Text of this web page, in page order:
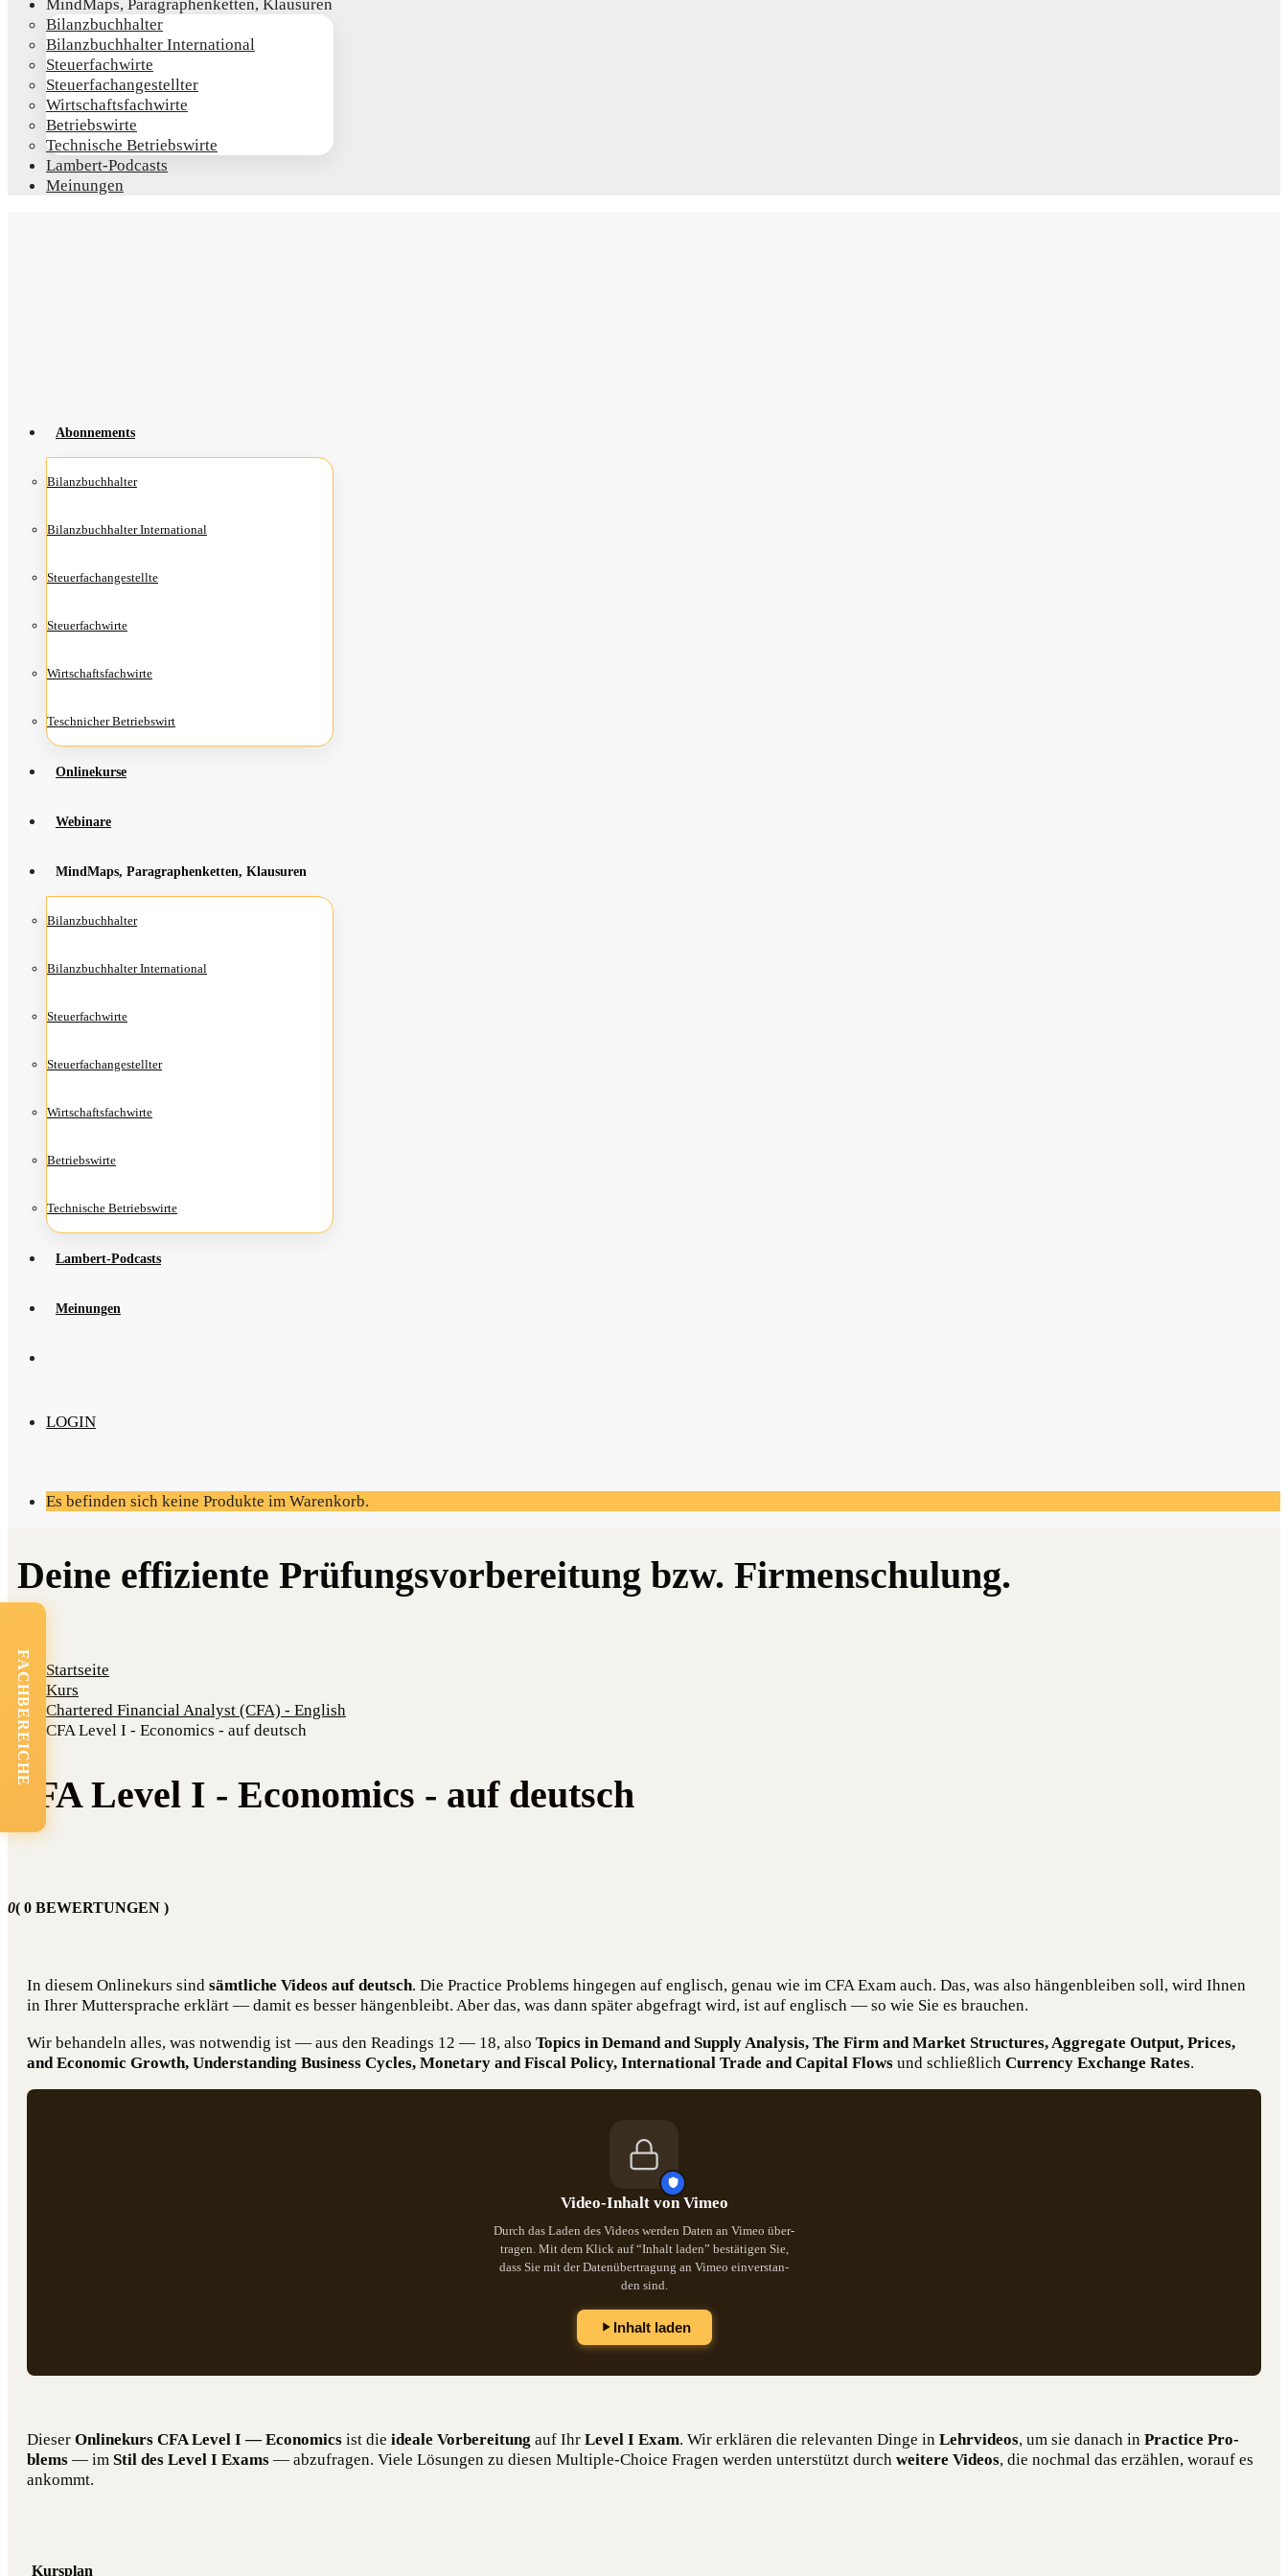
Mind­Maps, Para­gra­phen­ket­ten, Klausuren
Bilanz­buch­hal­ter
Bilanz­buch­hal­ter International
Steu­er­fach­wir­te
Steu­er­fach­an­ge­stell­ter
Wirt­schafts­fach­wir­te
Betriebs­wir­te
Tech­ni­sche Betriebswirte
Lam­­bert-Pod­­casts
Mei­nun­gen
Abon­ne­ments
Bilanz­buch­hal­ter
Bilanz­buch­hal­ter International
Steu­er­fach­an­ge­stell­te
Steu­er­fach­wir­te
Wirt­schafts­fach­wir­te
Teschni­cher Betriebswirt
Online­kur­se
Web­i­na­re
Mind­Maps, Para­gra­phen­ket­ten, Klausuren
Bilanz­buch­hal­ter
Bilanz­buch­hal­ter International
Steu­er­fach­wir­te
Steu­er­fach­an­ge­stell­ter
Wirt­schafts­fach­wir­te
Betriebs­wir­te
Tech­ni­sche Betriebswirte
Lam­­bert-Pod­­casts
Mei­nun­gen
LOGIN
Es befinden sich keine Produkte im Warenkorb.
Startseite
Kurs
Chartered Financial Analyst (CFA) - English
CFA Level I - Economics - auf deutsch
CFA Level I - Economics - auf deutsch
0( 0 BEWERTUNGEN )
In die­sem Online­kurs sind sämt­li­che Vide­os auf deutsch. Die Prac­ti­ce Pro­blems hin­ge­gen auf eng­lisch, genau wie im CFA Exam auch. Das, was also hän­gen­blei­ben soll, wird Ihnen
in Ihrer Mut­ter­spra­che erklärt — damit es bes­ser hän­gen­bleibt. Aber das, was dann spä­ter abge­fragt wird, ist auf eng­lisch — so wie Sie es brauchen.
Wir behan­deln alles, was not­wen­dig ist — aus den Rea­dings 12 — 18, also Topics in Demand and Sup­p­ly Ana­ly­sis, The Firm and Mar­ket Struc­tures, Aggre­ga­te Out­put, Pri­ces,
and Eco­no­mic Growth, Under­stan­ding Busi­ness Cycles, Mone­ta­ry and Fis­cal Poli­cy, Inter­na­tio­nal Trade and Capi­tal Flows und schließ­lich Cur­ren­cy Exch­an­ge Rates.
Video-Inhalt von Vimeo
Durch das Laden des Vide­os wer­den Daten an Vimeo über­
tra­gen. Mit dem Klick auf “Inhalt laden” bestä­ti­gen Sie,
dass Sie mit der Daten­über­tra­gung an Vimeo ein­ver­stan­
den sind.
Inhalt laden
Die­ser Online­kurs CFA Level I — Eco­no­mics ist die idea­le Vor­be­rei­tung auf Ihr Level I Exam. Wir erklä­ren die rele­van­ten Din­ge in Lehr­vi­de­os, um sie danach in Prac­ti­ce Pro­
blems — im Stil des Level I Exams — abzu­fra­gen. Vie­le Lösun­gen zu die­sen Mul­ti­ple-Choice Fra­gen wer­den unter­stützt durch wei­te­re Vide­os, die noch­mal das erzäh­len, wor­auf es
ankommt.
Kursplan
FACHBEREICHE